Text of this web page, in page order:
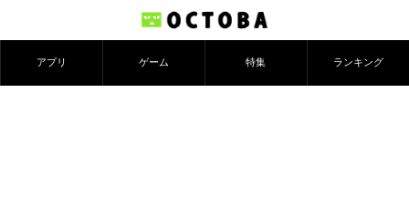
アプリ ゲーム 特集 ランキング